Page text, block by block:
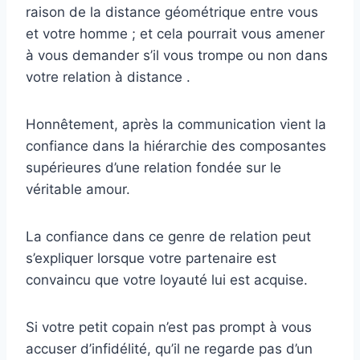
raison de la distance géométrique entre vous
et votre homme ; et cela pourrait vous amener
à vous demander s’il vous trompe ou non dans
votre relation à distance .
Honnêtement, après la communication vient la
confiance dans la hiérarchie des composantes
supérieures d’une relation fondée sur le
véritable amour.
La confiance dans ce genre de relation peut
s’expliquer lorsque votre partenaire est
convaincu que votre loyauté lui est acquise.
Si votre petit copain n’est pas prompt à vous
accuser d’infidélité, qu’il ne regarde pas d’un